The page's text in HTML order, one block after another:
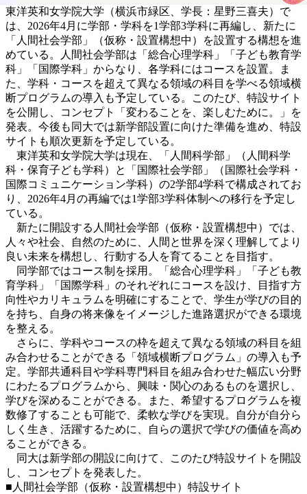
東洋英和女学院大学（横浜市緑区、学長：星野三喜夫）で
は、2026年4月に学部・学科を1学部3学科に再編し、新たに
「人間社会学部」（仮称・設置構想中）を設置する構想を進
めている。人間社会学部は「総合心理学科」「子ども教育学
科」「国際学科」からなり、各学科にはコースを設置。ま
た、学科・コースを超えて異なる領域の科目を学べる領域横
断プログラムの導入も予定している。このたび、特設サイト
を公開し、コンセプト「変わることを、楽しむために。」を
発表。今後も同大では新学部設置に向けた準備を進め、特設
サイトも順次更新を予定している。
東洋英和女学院大学は現在、「人間科学部」（人間科学
科・保育子ども学科）と「国際社会学部」（国際社会学科・
国際コミュニケーション学科）の2学部4学科で構成されてお
り、2026年4月の再編では1学部3学科体制への移行を予定し
ている。
新たに開設する人間社会学部（仮称・設置構想中）では、
人々や社会、自然のために、人間と世界を深く理解してより
良い未来を構想し、行動する人を育てることを目指す。
同学部ではコース制を採用。「総合心理学科」「子ども教
育学科」「国際学科」のそれぞれにコースを設け、目指す方
向性やカリキュラムを明確にすることで、学生が学びの目的
を持ち、自身の将来像をイメージした進路選択ができる環境
を整える。
さらに、学科やコースの枠を超えて異なる領域の科目を組
み合わせることができる「領域横断プログラム」の導入も予
定。学部共通科目や学科専門科目を組み合わせた幅広い分野
にわたるプログラムから、興味・関心のあるものを選択し、
学びを深めることができる。また、希望するプログラムを複
数修了することも可能で、柔軟な学びを実現。自分が自分ら
しく生き、活躍するために、自らの選択で学びの価値を高め
ることができる。
同大は新学部の開設に向けて、このたび特設サイトを開設
し、コンセプトを発表した。
■人間社会学部（仮称・設置構想中）特設サイト